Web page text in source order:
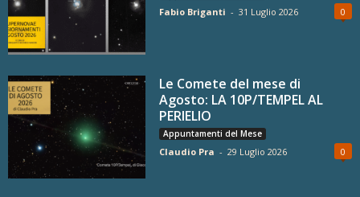
Fabio Briganti - 31 Luglio 2026 0
Le Comete del mese di
Agosto: LA 10P/TEMPEL AL
PERIELIO
Appuntamenti del Mese
Claudio Pra - 29 Luglio 2026 0